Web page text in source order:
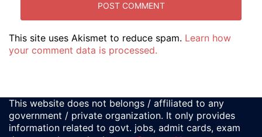
This site uses Akismet to reduce spam. Learn how
your comment data is processed.
This website does not belongs / affiliated to any
government / private organization. It only provides
information related to govt. jobs, admit cards, exam